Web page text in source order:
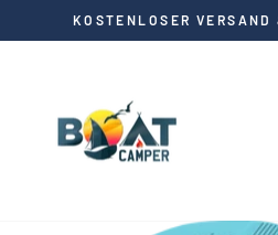
zum
KOSTENLOSER